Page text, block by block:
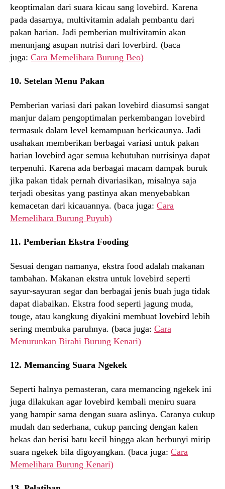
keoptimalan dari suara kicau sang lovebird. Karena
pada dasarnya, multivitamin adalah pembantu dari
pakan harian. Jadi pemberian multivitamin akan
menunjang asupan nutrisi dari loverbird. (baca
juga: Cara Memelihara Burung Beo)
10. Setelan Menu Pakan
Pemberian variasi dari pakan lovebird diasumsi sangat
manjur dalam pengoptimalan perkembangan lovebird
termasuk dalam level kemampuan berkicaunya. Jadi
usahakan memberikan berbagai variasi untuk pakan
harian lovebird agar semua kebutuhan nutrisinya dapat
terpenuhi. Karena ada berbagai macam dampak buruk
jika pakan tidak pernah divariasikan, misalnya saja
terjadi obesitas yang pastinya akan menyebabkan
kemacetan dari kicauannya. (baca juga: Cara
Memelihara Burung Puyuh)
11. Pemberian Ekstra Fooding
Sesuai dengan namanya, ekstra food adalah makanan
tambahan. Makanan ekstra untuk lovebird seperti
sayur-sayuran segar dan berbagai jenis buah juga tidak
dapat diabaikan. Ekstra food seperti jagung muda,
touge, atau kangkung diyakini membuat lovebird lebih
sering membuka paruhnya. (baca juga: Cara
Menurunkan Birahi Burung Kenari)
12. Memancing Suara Ngekek
Seperti halnya pemasteran, cara memancing ngekek ini
juga dilakukan agar lovebird kembali meniru suara
yang hampir sama dengan suara aslinya. Caranya cukup
mudah dan sederhana, cukup pancing dengan kalen
bekas dan berisi batu kecil hingga akan berbunyi mirip
suara ngekek bila digoyangkan. (baca juga: Cara
Memelihara Burung Kenari)